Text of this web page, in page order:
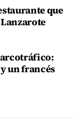
que
un francés